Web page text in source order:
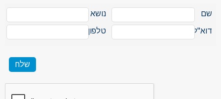
נושא
טלפון
שם
דוא"ל